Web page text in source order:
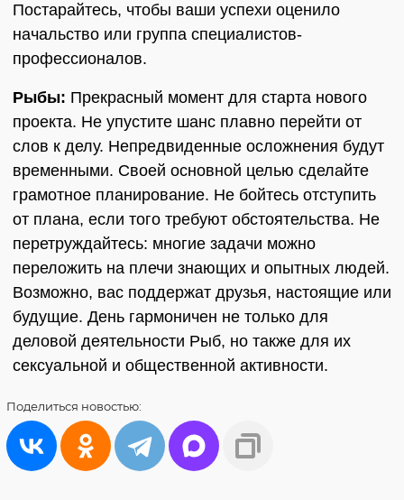
Постарайтесь, чтобы ваши успехи оценило
начальство или группа специалистов-
профессионалов.
Рыбы: Прекрасный момент для старта нового
проекта. Не упустите шанс плавно перейти от
слов к делу. Непредвиденные осложнения будут
временными. Своей основной целью сделайте
грамотное планирование. Не бойтесь отступить
от плана, если того требуют обстоятельства. Не
перетруждайтесь: многие задачи можно
переложить на плечи знающих и опытных людей.
Возможно, вас поддержат друзья, настоящие или
будущие. День гармоничен не только для
деловой деятельности Рыб, но также для их
сексуальной и общественной активности.
Поделиться новостью: